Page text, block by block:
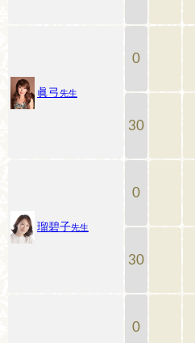
眞弓先生
0
30
瑠碧子先生
0
30
0